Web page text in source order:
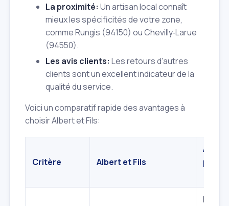
La proximité: Un artisan local connaît
mieux les spécificités de votre zone,
comme Rungis (94150) ou Chevilly‑Larue
(94550).
Les avis clients: Les retours d'autres
clients sont un excellent indicateur de la
qualité du service.
Voici un comparatif rapide des avantages à
choisir Albert et Fils:
Critère Albert et Fils
Délais